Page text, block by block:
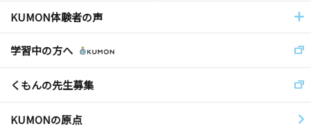
KUMON体験者の声
学習中の方へ
くもんの先生募集
KUMONの原点